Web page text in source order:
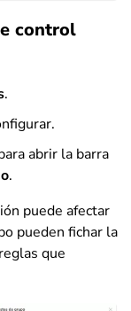
control
.
abrir la barra
.
puede afectar
pueden fichar la
que